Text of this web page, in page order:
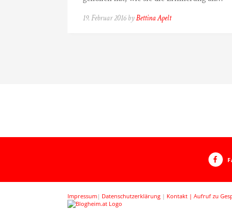
19. Februar 2016 byBettina Apelt
Impressum| Datenschutzerklärung | Kontakt | Aufruf zu